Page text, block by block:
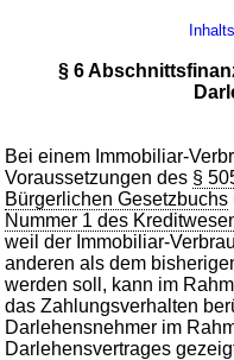
§ 6
Bei einem Immobiliar-
Voraussetzungen des §
Bürgerlichen Gesetzbuchs
Nummer 1 des
weil der Immobiliar-
anderen als dem
werden soll, kann im
das Zahlungsverhalten
Darlehensnehmer im
Darlehensvertrages